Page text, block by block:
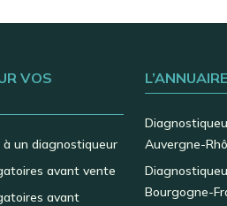
VOS
un diagnostiqueur
avant vente
avant
Auvergne-
Bourgogne-